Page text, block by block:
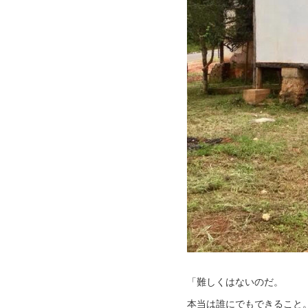
「難しくはないのだ。
本当は誰にでもできること